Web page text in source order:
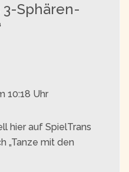
3-Sphären-
10:18 Uhr
hier auf SpielTrans
„Tanze mit den